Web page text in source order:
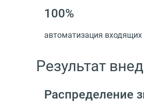
100%
автоматизация входящих
Результат
Распределение